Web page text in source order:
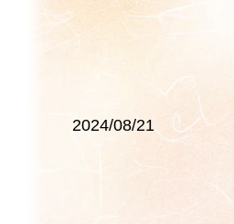
2024/08/21